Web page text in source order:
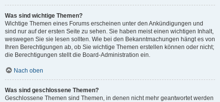
Was sind wichtige Themen?
Wichtige Themen eines Forums erscheinen unter den Ankündigungen und
sind nur auf der ersten Seite zu sehen. Sie haben meist einen wichtigen Inhalt,
weswegen Sie sie lesen sollten. Wie bei den Bekanntmachungen hängt es von
Ihren Berechtigungen ab, ob Sie wichtige Themen erstellen können oder nicht;
die Berechtigungen stellt die Board-Administration ein.
Nach oben
Was sind geschlossene Themen?
Geschlossene Themen sind Themen, in denen nicht mehr geantwortet werden